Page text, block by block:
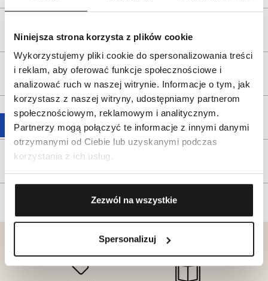
Niniejsza strona korzysta z plików cookie
Wykorzystujemy pliki cookie do spersonalizowania treści
i reklam, aby oferować funkcje społecznościowe i
analizować ruch w naszej witrynie. Informacje o tym, jak
korzystasz z naszej witryny, udostępniamy partnerom
społecznościowym, reklamowym i analitycznym.
Partnerzy mogą połączyć te informacje z innymi danymi
otrzymanymi od Ciebie lub uzyskanymi podczas
korzystania z ich usług.
Zezwól na wszystkie
Spersonalizuj
Wysyłka
Reklamacje i zwroty
Tagi